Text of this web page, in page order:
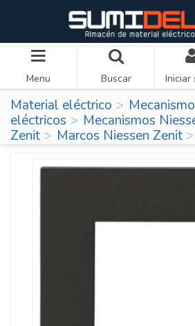
Menu Buscar Iniciar
Material eléctrico
eléctricos
Mecanismos
Zenit
Marcos Niessen Zenit